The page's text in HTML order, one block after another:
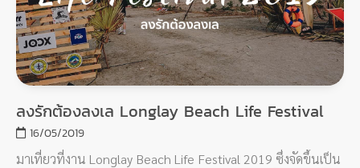
ลงรักต้องลงเล Longlay Beach Life Festival
16/05/2019
มาเที่ยวที่งาน Longlay Beach Life Festival 2019 ซึ่งจัดขึ้นเป็น